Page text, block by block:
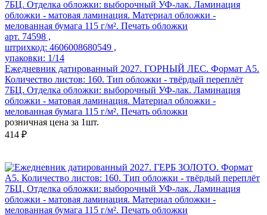
арт. 74598 ,
штрихкод: 4606008680549 ,
упаковки: 1/14
Ежедневник датированный 2027. ГОРНЫЙ ЛЕС. Формат А5.
Количество листов: 160. Тип обложки - твёрдый переплёт
7БЦ. Отделка обложки: выборочный УФ-лак. Ламинация
обложки - матовая ламинация. Материал обложки -
мелованная бумага 115 г/м². Печать обложки
розничная цена за 1шт.
414 ₽